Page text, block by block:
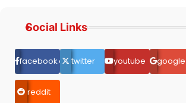
Social Links
facebook.comtwitter youtube google
reddit